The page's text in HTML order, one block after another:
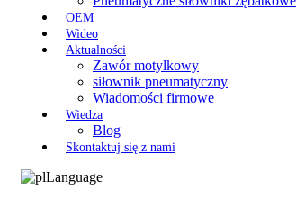
OEM
Wideo
Aktualności
Zawór motylkowy
siłownik pneumatyczny
Wiadomości firmowe
Wiedza
Blog
Skontaktuj się z nami
Language